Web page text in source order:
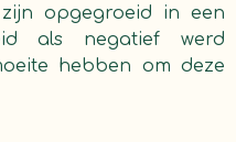
opgegroeid in een
als negatief werd
hebben om deze